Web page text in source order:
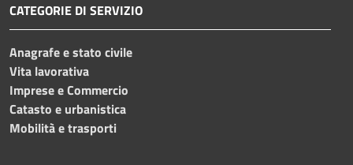
CATEGORIE DI SERVIZIO
Anagrafe e stato civile
Vita lavorativa
Imprese e Commercio
Catasto e urbanistica
Mobilità e trasporti